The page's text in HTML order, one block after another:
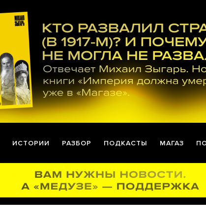
ИСТОРИИ РАЗБОР ПОДКАСТЫ МАГАЗ